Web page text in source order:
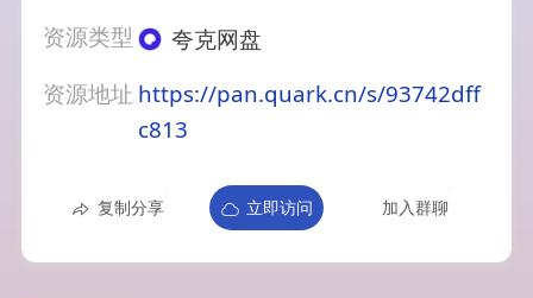
资源类型
夸克网盘
资源地址 https://pan.quark.cn/s/93742dff
c813
复制分享 立即访问 加入群聊